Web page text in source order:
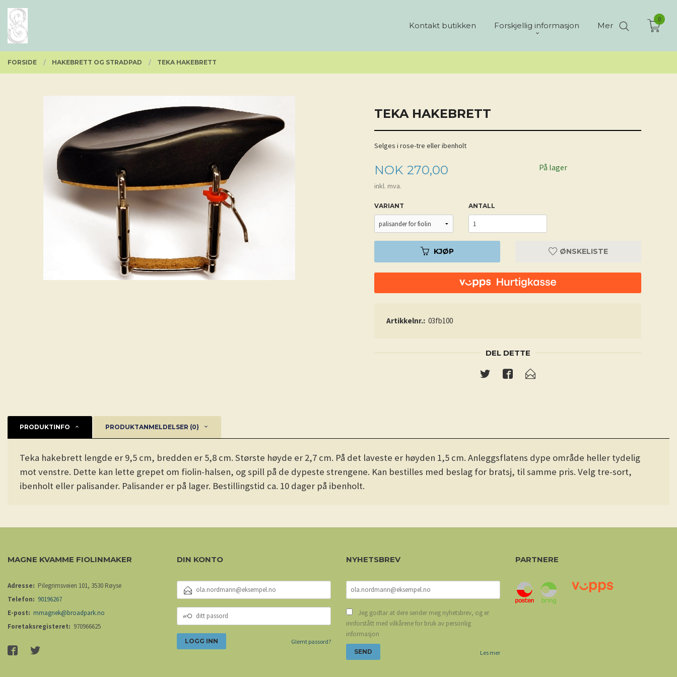
Gå
innholdet
PRODUKTER
Kontakt butikken Forskjellig informasjon Mer
Lukk
0
FORSIDE HAKEBRETT OG STRADPAD TEKA HAKEBRETT
TEKA HAKEBRETT
Selges i rose-tre eller ibenholt
Pris
NOK 270,00
inkl. mva.
På lager
VARIANT ANTALL
KJØP ØNSKELISTE
Artikkelnr.: 03fb100
DEL DETTE
PRODUKTINFO PRODUKTANMELDELSER (0)
Teka hakebrett lengde er 9,5 cm, bredden er 5,8 cm. Største høyde er 2,7 cm. På det laveste er høyden 1,5 cm. Anleggsflatens dype område heller tydelig
mot venstre. Dette kan lette grepet om fiolin-halsen, og spill på de dypeste strengene. Kan bestilles med beslag for bratsj, til samme pris. Velg tre-sort,
ibenholt eller palisander. Palisander er på lager. Bestillingstid ca. 10 dager på ibenholt.
MAGNE KVAMME FIOLINMAKER
Adresse: Pilegrimsveien 101, 3530 Røyse
Telefon: 90196267
E-post: mmagnek@broadpark.no
Foretaksregisteret: 970966625
DIN KONTO
POSTADRESSE
PASSORD
Glemt passord?
NYHETSBREV
Jeg godtar at dere sender meg nyhetsbrev, og er
innforstått med vilkårene for bruk av personlig
informasjon
Les mer
PARTNERE